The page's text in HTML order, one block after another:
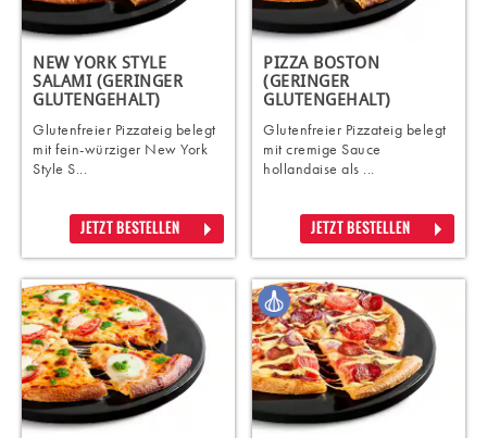
NEW YORK STYLE
SALAMI (GERINGER
GLUTENGEHALT)
Glutenfreier Pizzateig belegt
mit fein-würziger New York
Style S...
JETZT BESTELLEN
PIZZA BOSTON
(GERINGER
GLUTENGEHALT)
Glutenfreier Pizzateig belegt
mit cremige Sauce
hollandaise als ...
JETZT BESTELLEN